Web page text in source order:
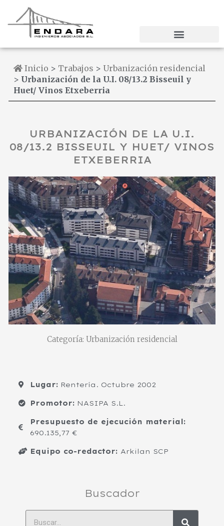
contenido
Inicio > Trabajos > Urbanización residencial
> Urbanización de la U.I. 08/13.2 Bisseuil y
Huet/ Vinos Etxeberria
URBANIZACIÓN DE LA U.I.
08/13.2 BISSEUIL Y HUET/ VINOS
ETXEBERRIA
Categoría: Urbanización residencial
Lugar:Rentería. Octubre 2002
Promotor:NASIPA S.L.
Presupuesto de ejecución material:
690.135,77 €
Equipo co-redactor: Arkilan SCP
Buscador